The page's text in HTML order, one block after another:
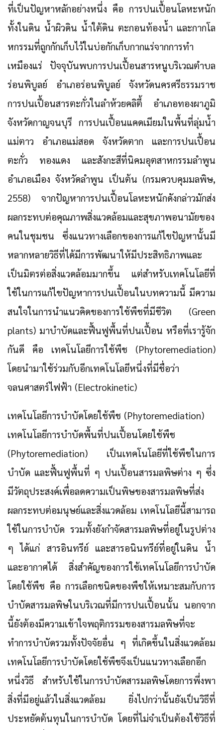
ที่เป็นปัญหาหลักอย่างหนึ่ง คือ การปนเปื้อนโลหะหนัก
ทั้งในดิน น้ำผิวดิน น้ำใต้ดิน ตะกอนท้องน้ำ และกากโล
หกรรมที่ถูกกักเก็บไว้ในบ่อกักเก็บกากแร่จากการทำ
เหมืองแร่ ปัจจุบันพบการปนเปื้อนสารหนูบริเวณตำบล
ร่อนพิบูลย์ อำเภอร่อนพิบูลย์ จังหวัดนครศรีธรรมราช
การปนเปื้อนสารตะกั่วในลำห้วยคลิตี้ อำเภอทองผาภูมิ
จังหวัดกาญจนบุรี การปนเปื้อนแคดเมียมในพื้นที่ลุ่มน้ำ
แม่ตาว อำเภอแม่สอด จังหวัดตาก และการปนเปื้อน
ตะกั่ว ทองแดง และสังกะสีที่นิคมอุตสาหกรรมลำพูน
อำเภอเมือง จังหวัดลำพูน เป็นต้น (กรมควบคุมมลพิษ,
2558) จากปัญหาการปนเปื้อนโลหะหนักดังกล่าวมักส่ง
ผลกระทบต่อคุณภาพสิ่งแวดล้อมและสุขภาพอนามัยของ
คนในชุมชน ซึ่งแนวทางเลือกของการแก้ไขปัญหานั้นมี
หลากหลายวิธีที่ได้มีการพัฒนาให้มีประสิทธิภาพและ
เป็นมิตรต่อสิ่งแวดล้อมมากขึ้น แต่สำหรับเทคโนโลยีที่
ใช้ในการแก้ไขปัญหาการปนเปื้อนในบทความนี้ มีความ
สนใจในการนำแนวคิดของการใช้พืชที่มีชีวิต (Green
plants) มาบำบัดและฟื้นฟูพื้นที่ปนเปื้อน หรือที่เรารู้จัก
กันดี คือ เทคโนโลยีการใช้พืช (Phytoremediation)
โดยนำมาใช้ร่วมกับอีกเทคโนโลยีหนึ่งที่มีชื่อว่า
จลนศาสตร์ไฟฟ้า (Electrokinetic)
เทคโนโลยีการบำบัดโดยใช้พืช (Phytoremediation)
เทคโนโลยีการบำบัดพื้นที่ปนเปื้อนโดยใช้พืช
(Phytoremediation) เป็นเทคโนโลยีที่ใช้พืชในการ
บำบัด และฟื้นฟูพื้นที่ ๆ ปนเปื้อนสารมลพิษต่าง ๆ ซึ่ง
มีวัตถุประสงค์เพื่อลดความเป็นพิษของสารมลพิษที่ส่ง
ผลกระทบต่อมนุษย์และสิ่งแวดล้อม เทคโนโลยีนี้สามารถ
ใช้ในการบำบัด รวมทั้งยังกำจัดสารมลพิษที่อยู่ในรูปต่าง
ๆ ได้แก่ สารอินทรีย์ และสารอนินทรีย์ที่อยู่ในดิน น้ำ
และอากาศได้ สิ่งสำคัญของการใช้เทคโนโลยีการบำบัด
โดยใช้พืช คือ การเลือกชนิดของพืชให้เหมาะสมกับการ
บำบัดสารมลพิษในบริเวณที่มีการปนเปื้อนนั้น นอกจาก
นี้ยังต้องมีความเข้าใจพฤติกรรมของสารมลพิษที่จะ
ทำการบำบัดรวมทั้งปัจจัยอื่น ๆ ที่เกิดขึ้นในสิ่งแวดล้อม
เทคโนโลยีการบำบัดโดยใช้พืชจึงเป็นแนวทางเลือกอีก
หนึ่งวิธี สำหรับใช้ในการบำบัดสารมลพิษโดยการพึ่งพา
สิ่งที่มีอยู่แล้วในสิ่งแวดล้อม ยิ่งไปกว่านั้นยังเป็นวิธีที่
ประหยัดต้นทุนในการบำบัด โดยที่ไม่จำเป็นต้องใช้วิธีที่